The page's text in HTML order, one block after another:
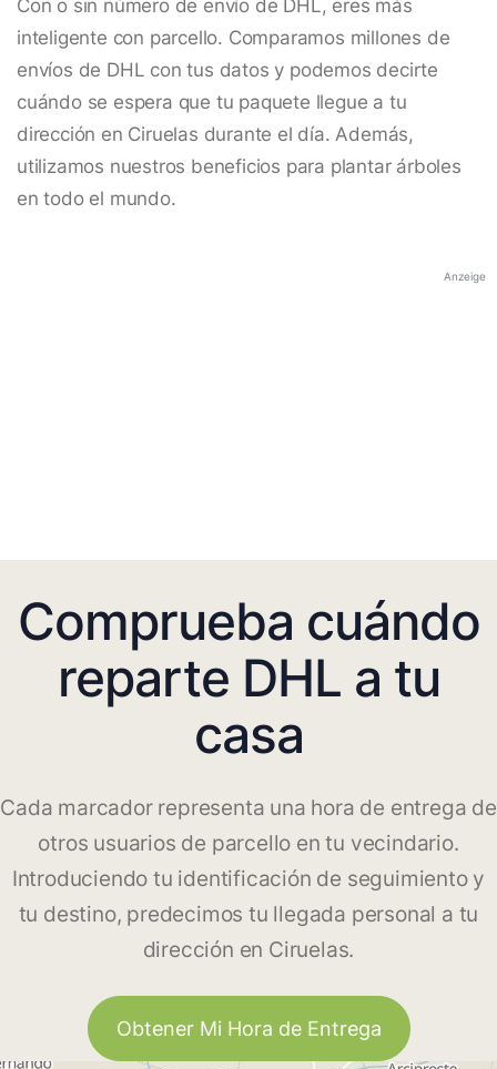
Con o sin número de envío de DHL, eres más
inteligente con parcello. Comparamos millones de
envíos de DHL con tus datos y podemos decirte
cuándo se espera que tu paquete llegue a tu
dirección en Ciruelas durante el día. Además,
utilizamos nuestros beneficios para plantar árboles
en todo el mundo.
Anzeige
Comprueba cuándo
reparte DHL a tu
casa
Cada marcador representa una hora de entrega de
otros usuarios de parcello en tu vecindario.
Introduciendo tu identificación de seguimiento y
tu destino, predecimos tu llegada personal a tu
dirección en Ciruelas.
Obtener Mi Hora de Entrega